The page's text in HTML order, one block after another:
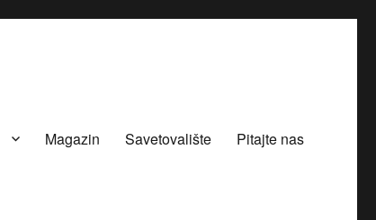
Magazin Savetovalište Pitajte nas